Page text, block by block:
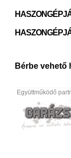
Bérbe vehető
Együttműködő